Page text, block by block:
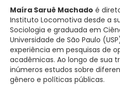
Maíra Saruê Machado é
Instituto Locomotiva desde a
Sociologia e graduada em
Universidade de São Paulo
experiência em pesquisas de
acadêmicas. Ao longo de sua
inúmeros estudos sobre
gênero e políticas públicas.